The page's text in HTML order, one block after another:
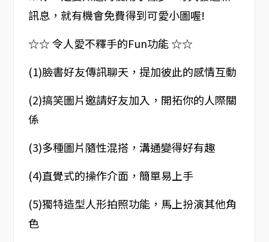
訊息，就有機會免費得到可愛小圖喔!
☆☆ 令人愛不釋手的Fun功能 ☆☆
(1)臉書好友傳訊聊天，提加彼此的感情互動
(2)搞笑圖片邀請好友加入，開拓你的人際關
係
(3)多種圖片隨性混搭，溝通變得好有趣
(4)直覺式的操作介面，簡單易上手
(5)獨特造型人形拍照功能，馬上扮演其他角
色